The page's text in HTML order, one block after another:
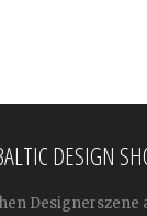
DESIGN